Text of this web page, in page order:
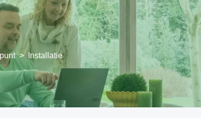
> Installatie